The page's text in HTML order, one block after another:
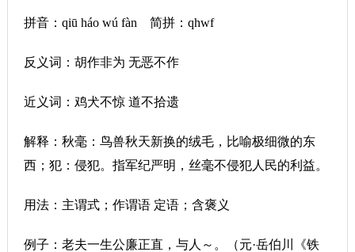
拼音：qiū háo wú fàn 简拼：qhwf
反义词：胡作非为 无恶不作
近义词：鸡犬不惊 道不拾遗
解释：秋毫：鸟兽秋天新换的绒毛，比喻极细微的东
西；犯：侵犯。指军纪严明，丝毫不侵犯人民的利益。
用法：主谓式；作谓语 定语；含褒义
例子：老夫一生公廉正直，与人～。（元·岳伯川《铁